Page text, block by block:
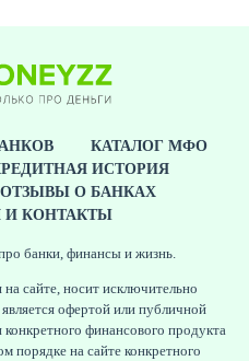
КАТАЛОГ МФО
ИСТОРИЯ
ОТЗЫВЫ О БАНКАХ
И КОНТАКТЫ
банки, финансы и жизнь.
сайте, носит исключительно
офертой или публичной
финансового продукта
порядке на сайте конкретного